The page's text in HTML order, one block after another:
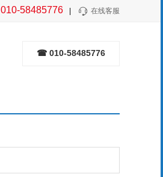
在线客服
010-58485776
☎ 010-58485776